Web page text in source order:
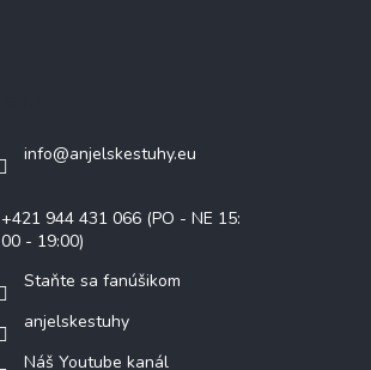
info@anjelskestuhy.eu
+421 944 431 066 (PO - NE 15:
00 - 19:00)
Staňte sa fanúšikom
anjelskestuhy
Náš Youtube kanál